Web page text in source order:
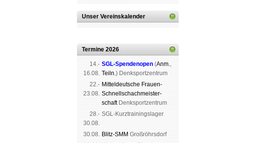
Unser Vereinskalender
Termine 2026
14.-
16.08.
SGL-Spenden­open (Anm.,
Teiln.) Denk­sport­zen­trum
22.-
23.08.
Mit­tel­deu­tsche Frauen-
Schnell­schach­meis­ter­
schaftDenk­sport­zen­trum
28.-
30.08.
SGL-Kurz­trai­nings­lager
30.08. Blitz-SMM Groß­röhrs­dorf